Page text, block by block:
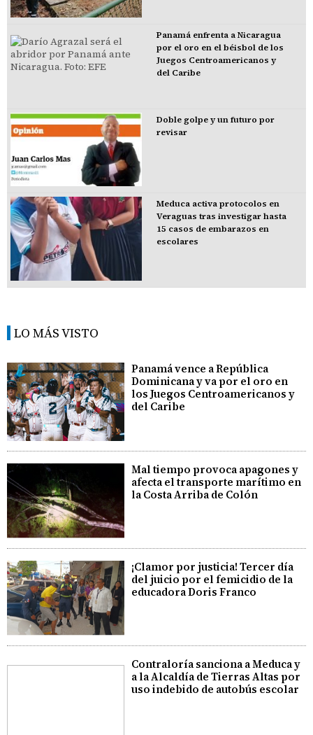
Panamá enfrenta a Nicaragua
por el oro en el béisbol de los
Juegos Centroamericanos y
del Caribe
Doble golpe y un futuro por
revisar
Meduca activa protocolos en
Veraguas tras investigar hasta
15 casos de embarazos en
escolares
LO MÁS VISTO
Panamá vence a República
Dominicana y va por el oro en
los Juegos Centroamericanos y
del Caribe
Mal tiempo provoca apagones y
afecta el transporte marítimo en
la Costa Arriba de Colón
¡Clamor por justicia! Tercer día
del juicio por el femicidio de la
educadora Doris Franco
Contraloría sanciona a Meduca y
a la Alcaldía de Tierras Altas por
uso indebido de autobús escolar